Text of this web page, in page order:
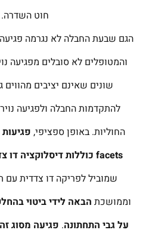
חוט השדרה.
הגם שבעת החבלה לא נגרמה
והמטופלים לא סובלים מפגיעה
שונים שאינם יציבים מהווים
להתקדמות החבלה ולפגיעה
החוליות. באופן ספציפי,
facets כוללות דיסלוקציה
שמוביל לפריקה דו צדדית עם
וממושכת הבאה לידי ביטוי
על גבי התחתונה. פגיעה מסוג